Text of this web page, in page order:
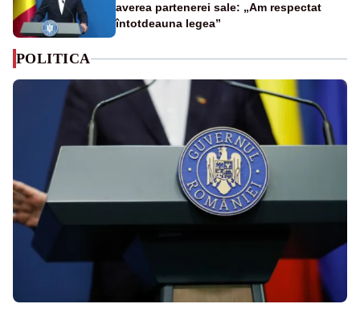
averea partenerei sale: „Am respectat
întotdeauna legea”
POLITICA